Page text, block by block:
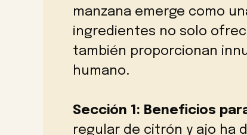
manzana emerge como
ingredientes no solo
también proporcionan
humano.
Sección 1: Beneficios
regular de citrón y ajo ha